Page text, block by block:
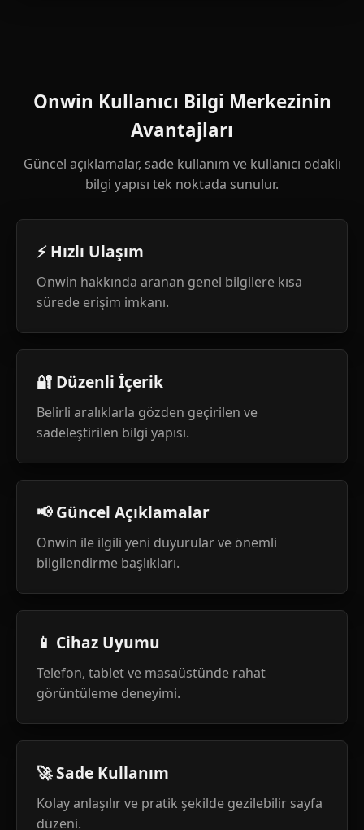
Onwin Kullanıcı Bilgi Merkezinin
Avantajları
Güncel açıklamalar, sade kullanım ve kullanıcı odaklı
bilgi yapısı tek noktada sunulur.
⚡ Hızlı Ulaşım
Onwin hakkında aranan genel bilgilere kısa
sürede erişim imkanı.
🔐 Düzenli İçerik
Belirli aralıklarla gözden geçirilen ve
sadeleştirilen bilgi yapısı.
📢 Güncel Açıklamalar
Onwin ile ilgili yeni duyurular ve önemli
bilgilendirme başlıkları.
📱 Cihaz Uyumu
Telefon, tablet ve masaüstünde rahat
görüntüleme deneyimi.
🚀 Sade Kullanım
Kolay anlaşılır ve pratik şekilde gezilebilir sayfa
düzeni.